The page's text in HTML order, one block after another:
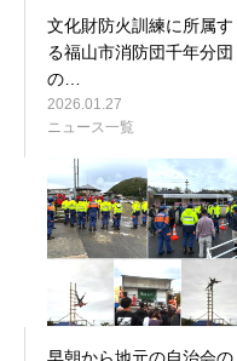
文化財防火訓練に所属す
る福山市消防団千年分団
の…
2026.01.27
ニュース一覧
早朝から地元の自治会の